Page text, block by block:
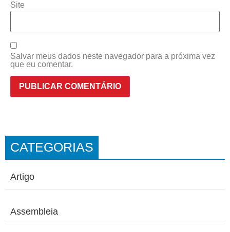
Site
Salvar meus dados neste navegador para a próxima vez
que eu comentar.
CATEGORIAS
Artigo
Assembleia